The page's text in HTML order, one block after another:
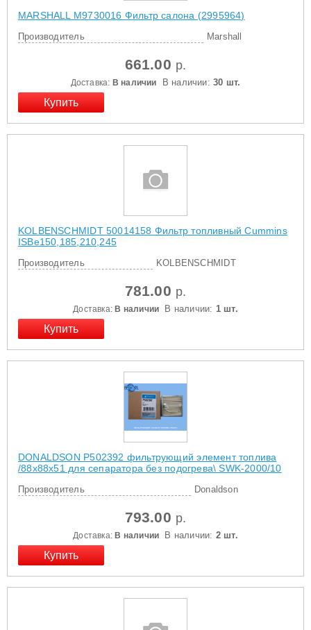
MARSHALL M9730016 Фильтр салона (2995964)
Производитель Marshall
661.00 р.
Доставка: В наличии В наличии:30 шт.
KOLBENSCHMIDT 50014158 Фильтр топливный Cummins
ISBe150,185,210,245
Производитель KOLBENSCHMIDT
781.00 р.
Доставка: В наличии В наличии: 1 шт.
DONALDSON P502392 фильтрующий элемент топлива
/88х88х51 для сепаратора без подогрева\ SWK-2000/10
Производитель Donaldson
793.00 р.
Доставка: В наличии В наличии: 2 шт.